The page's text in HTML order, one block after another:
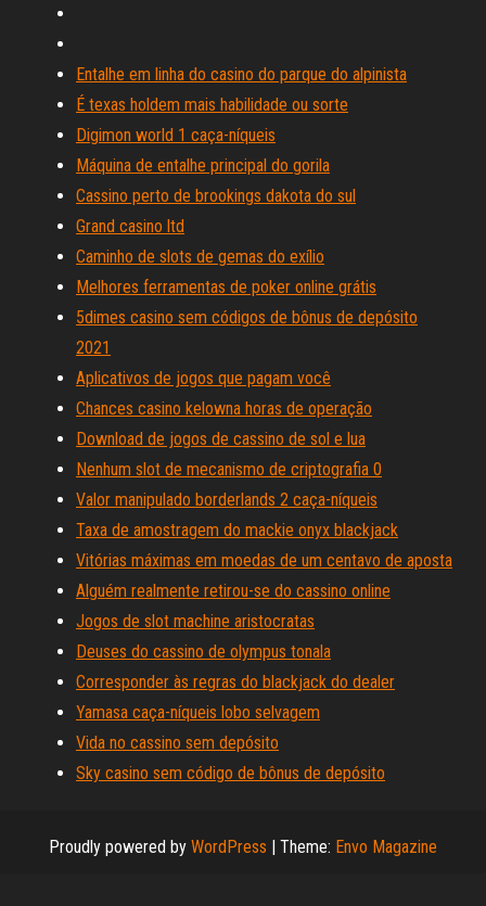
Entalhe em linha do casino do parque do alpinista
É texas holdem mais habilidade ou sorte
Digimon world 1 caça-níqueis
Máquina de entalhe principal do gorila
Cassino perto de brookings dakota do sul
Grand casino ltd
Caminho de slots de gemas do exílio
Melhores ferramentas de poker online grátis
5dimes casino sem códigos de bônus de depósito
2021
Aplicativos de jogos que pagam você
Chances casino kelowna horas de operação
Download de jogos de cassino de sol e lua
Nenhum slot de mecanismo de criptografia 0
Valor manipulado borderlands 2 caça-níqueis
Taxa de amostragem do mackie onyx blackjack
Vitórias máximas em moedas de um centavo de aposta
Alguém realmente retirou-se do cassino online
Jogos de slot machine aristocratas
Deuses do cassino de olympus tonala
Corresponder às regras do blackjack do dealer
Yamasa caça-níqueis lobo selvagem
Vida no cassino sem depósito
Sky casino sem código de bônus de depósito
Proudly powered by WordPress | Theme: Envo Magazine